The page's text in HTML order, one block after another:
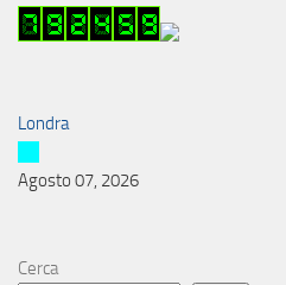
Londra
Agosto 07, 2026
Cerca